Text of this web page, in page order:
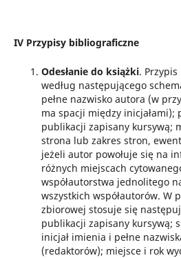
IV Przypisy bibliograficzne
Odesłanie do książki. Przypis
według następującego
pełne nazwisko autora (w
ma spacji między inicjałami);
publikacji zapisany kursywą;
strona lub zakres stron,
jeżeli autor powołuje się na
różnych miejscach
współautorstwa jednolitego
wszystkich współautorów. W
zbiorowej stosuje się
publikacji zapisany kursywą;
inicjał imienia i pełne
(redaktorów); miejsce i rok